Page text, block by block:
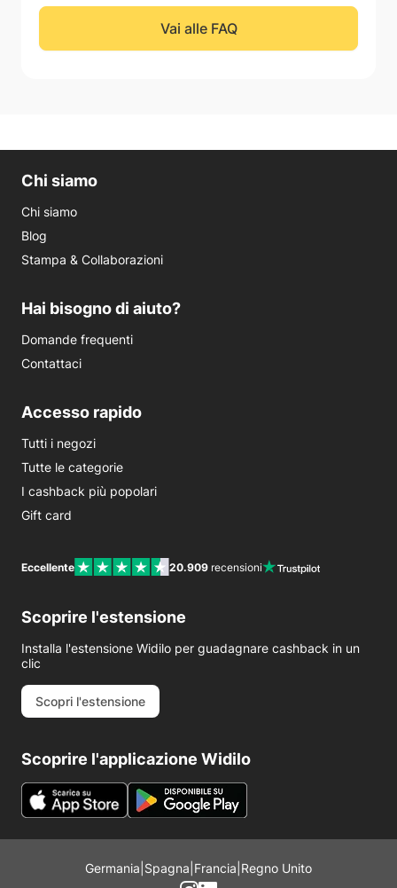
Vai alle FAQ
Chi siamo
Chi siamo
Blog
Stampa & Collaborazioni
Hai bisogno di aiuto?
Domande frequenti
Contattaci
Accesso rapido
Tutti i negozi
Tutte le categorie
I cashback più popolari
Gift card
Eccellente 20.909 recensioni
Scoprire l'estensione
Installa l'estensione Widilo per guadagnare cashback in un
clic
Scopri l'estensione
Scoprire l'applicazione Widilo
Germania Spagna Francia Regno Unito